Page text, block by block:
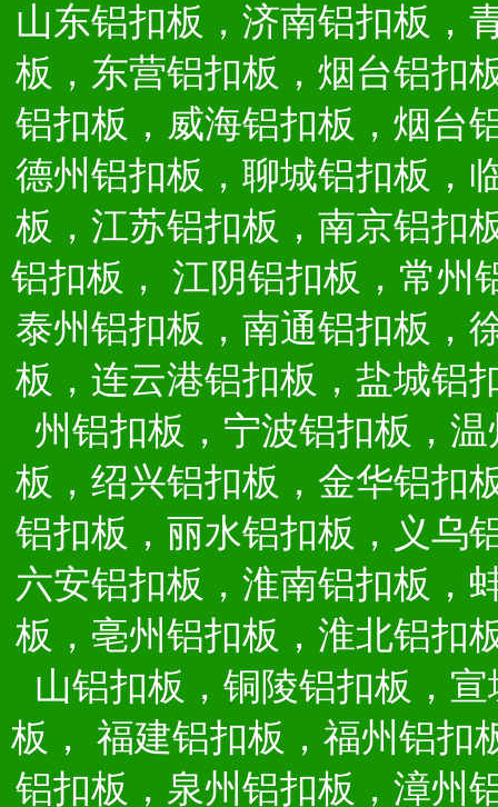
山东铝扣板，济南铝扣板，
板，东营铝扣板，烟台铝扣
铝扣板，威海铝扣板，烟台
德州铝扣板，聊城铝扣板，
板，江苏铝扣板，南京铝扣
铝扣板，
江阴铝扣板，常州
泰州铝扣板，南通铝扣板，
板，连云港铝扣板，盐城铝
州铝扣板，宁波铝扣板，
板，绍兴铝扣板，金华铝扣
铝扣板，丽水铝扣板，义乌
六安铝扣板，淮南铝扣板，
板，亳州铝扣板，淮北铝扣
山铝扣板，铜陵铝扣板，
板，
福建铝扣板，福州铝扣
铝扣板，泉州铝扣板，漳州